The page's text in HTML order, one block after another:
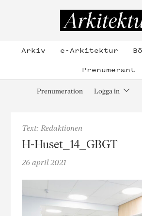
Arkiv e-Arkitektur
Prenumerant
Prenumeration Logga in
Text: Redaktionen
H-Huset_14_GBGT
26 april 2021